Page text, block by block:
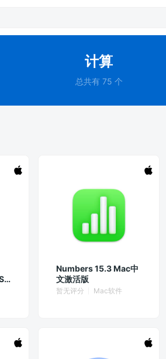
计算
总共有 75 个
Numbers 15.3 Mac中
文激活版
暂无评分 Mac软件